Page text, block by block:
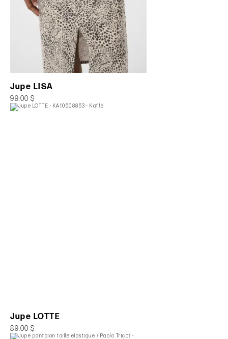
Jupe LISA
99.00 $
Jupe LOTTE
89.00 $